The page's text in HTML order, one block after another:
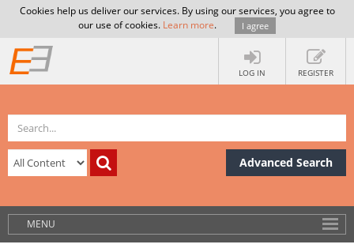
Cookies help us deliver our services. By using our services, you agree to
our use of cookies. Learn more. I agree
LOG IN REGISTER
Advanced Search
MENU